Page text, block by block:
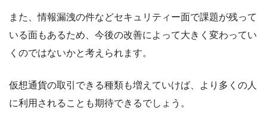
また、情報漏洩の件などセキュリティー面で課題が残って
いる面もあるため、今後の改善によって大きく変わってい
くのではないかと考えられます。
仮想通貨の取引できる種類も増えていけば、より多くの人
に利用されることも期待できるでしょう。